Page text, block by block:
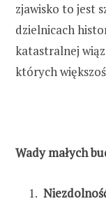
zjawisko to jest
dzielnicach
katastralnej
których
Wady małych